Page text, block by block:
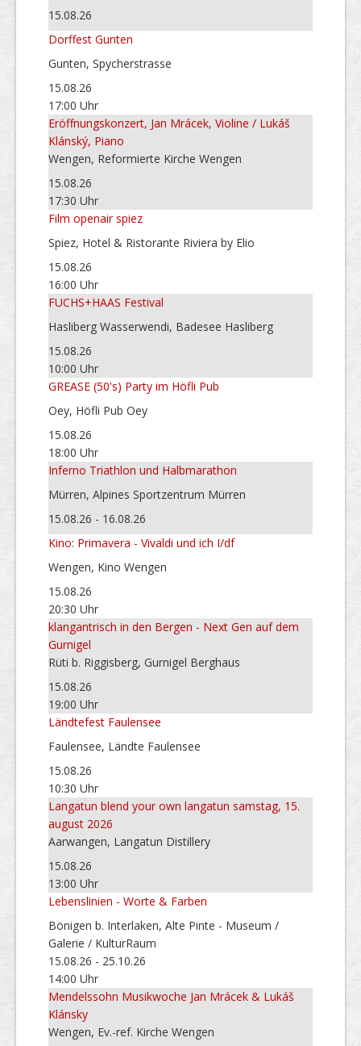
15.08.26
Dorffest Gunten
Gunten, Spycherstrasse
15.08.26
17:00 Uhr
Eröffnungskonzert, Jan Mrácek, Violine / Lukáš
Klánský, Piano
Wengen, Reformierte Kirche Wengen
15.08.26
17:30 Uhr
Film openair spiez
Spiez, Hotel & Ristorante Riviera by Elio
15.08.26
16:00 Uhr
FUCHS+HAAS Festival
Hasliberg Wasserwendi, Badesee Hasliberg
15.08.26
10:00 Uhr
GREASE (50's) Party im Höfli Pub
Oey, Höfli Pub Oey
15.08.26
18:00 Uhr
Inferno Triathlon und Halbmarathon
Mürren, Alpines Sportzentrum Mürren
15.08.26 - 16.08.26
Kino: Primavera - Vivaldi und ich I/df
Wengen, Kino Wengen
15.08.26
20:30 Uhr
klangantrisch in den Bergen - Next Gen auf dem
Gurnigel
Rüti b. Riggisberg, Gurnigel Berghaus
15.08.26
19:00 Uhr
Ländtefest Faulensee
Faulensee, Ländte Faulensee
15.08.26
10:30 Uhr
Langatun blend your own langatun samstag, 15.
august 2026
Aarwangen, Langatun Distillery
15.08.26
13:00 Uhr
Lebenslinien - Worte & Farben
Bönigen b. Interlaken, Alte Pinte - Museum /
Galerie / KulturRaum
15.08.26 - 25.10.26
14:00 Uhr
Mendelssohn Musikwoche Jan Mrácek & Lukáš
Klánsky
Wengen, Ev.-ref. Kirche Wengen